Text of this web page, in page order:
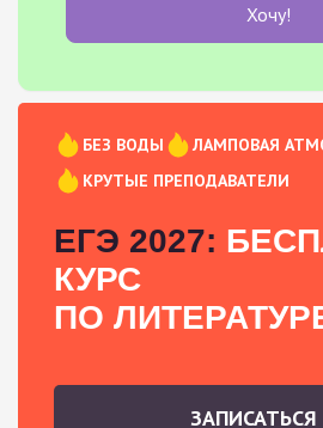
Хочу!
БЕЗ ВОДЫ
ЛАМПОВАЯ
КРУТЫЕ ПРЕПОДАВАТЕЛИ
ЕГЭ 2027:
КУРС
ПО
ЗАПИСАТЬСЯ